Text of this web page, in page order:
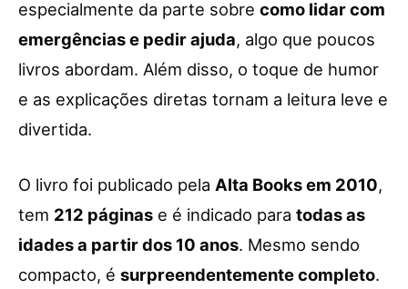
especialmente da parte sobre como lidar com
emergências e pedir ajuda, algo que poucos
livros abordam. Além disso, o toque de humor
e as explicações diretas tornam a leitura leve e
divertida.
O livro foi publicado pela Alta Books em 2010,
tem 212 páginas e é indicado para todas as
idades a partir dos 10 anos. Mesmo sendo
compacto, é surpreendentemente completo.